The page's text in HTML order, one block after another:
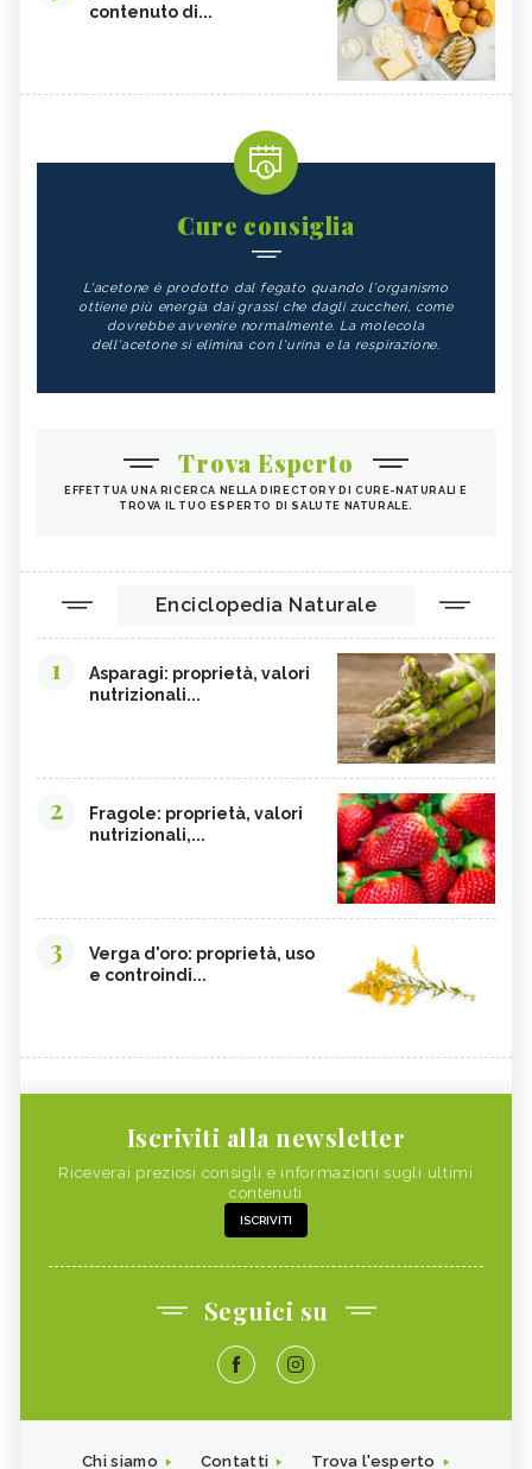
contenuto di...
Cure consiglia
L'acetone è prodotto dal fegato quando l'organismo
ottiene più energia dai grassi che dagli zuccheri, come
dovrebbe avvenire normalmente. La molecola
dell'acetone si elimina con l'urina e la respirazione.
Trova Esperto
EFFETTUA UNA RICERCA NELLA DIRECTORY DI CURE-NATURALI E
TROVA IL TUO ESPERTO DI SALUTE NATURALE.
Enciclopedia Naturale
1
Asparagi: proprietà, valori
nutrizionali...
2
Fragole: proprietà, valori
nutrizionali,...
3
Verga d'oro: proprietà, uso
e controindi...
Iscriviti alla newsletter
Riceverai preziosi consigli e informazioni sugli ultimi
contenuti
ISCRIVITI
Seguici su
Chi siamo Contatti Trova l'esperto